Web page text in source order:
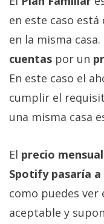
en este caso
en la misma
cuentas por un
En este caso el
cumplir el
una misma casa
El precio
Spotify pasaría a
como puedes ver
aceptable y